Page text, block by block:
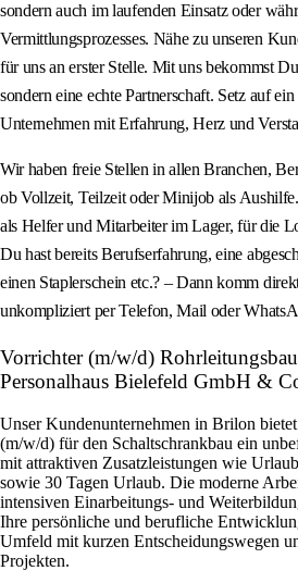
sondern auch im laufenden Einsatz oder
Vermittlungsprozesses. Nähe zu unseren
für uns an erster Stelle. Mit uns bekommst
sondern eine echte Partnerschaft. Setz auf
Unternehmen mit Erfahrung, Herz und
Wir haben freie Stellen in allen Branchen,
ob Vollzeit, Teilzeit oder Minijob als
als Helfer und Mitarbeiter im Lager, für die
Du hast bereits Berufserfahrung, eine
einen Staplerschein etc.? – Dann komm
unkompliziert per Telefon, Mail oder
Vorrichter (m/w/d)
Personalhaus Bielefeld GmbH &
Unser Kundenunternehmen in Brilon
(m/w/d) für den Schaltschrankbau ein
mit attraktiven Zusatzleistungen wie
sowie 30 Tagen Urlaub. Die moderne
intensiven Einarbeitungs- und
Ihre persönliche und berufliche
Umfeld mit kurzen Entscheidungswegen
Projekten.